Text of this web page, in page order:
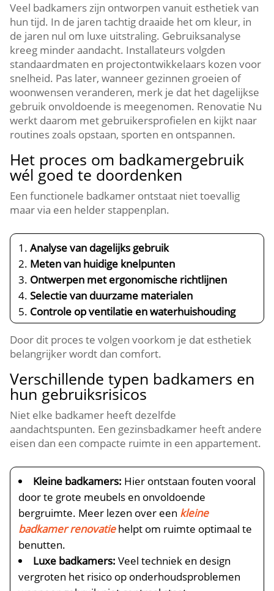
Veel badkamers zijn ontworpen vanuit esthetiek van
hun tijd.​ In de jaren tachtig draaide het om kleur, in
de jaren nul om luxe uitstraling.​ Gebruiksanalyse
kreeg minder aandacht.​ Installateurs volgden
standaardmaten en projectontwikkelaars kozen voor
snelheid.​ Pas later, wanneer gezinnen groeien of
woonwensen veranderen, merk je dat het dagelijkse
gebruik onvoldoende is meegenomen.​ Renovatie Nu
werkt daarom met gebruikersprofielen en kijkt naar
routines zoals opstaan, sporten en ontspannen.​
Het proces om badkamergebruik
wél goed te doordenken
Een functionele badkamer ontstaat niet toevallig
maar via een helder stappenplan.​
Analyse van dagelijks gebruik
Meten van huidige knelpunten
Ontwerpen met ergonomische richtlijnen
Selectie van duurzame materialen
Controle op ventilatie en waterhuishouding
Door dit proces te volgen voorkom je dat esthetiek
belangrijker wordt dan comfort.​
Verschillende typen badkamers en
hun gebruiksrisicos
Niet elke badkamer heeft dezelfde
aandachtspunten.​ Een gezinsbadkamer heeft andere
eisen dan een compacte ruimte in een appartement.​
Kleine badkamers: Hier ontstaan fouten vooral
door te grote meubels en onvoldoende
bergruimte.​ Meer lezen over een kleine
badkamer renovatiehelpt om ruimte optimaal te
benutten.​
Luxe badkamers: Veel techniek en design
vergroten het risico op onderhoudsproblemen